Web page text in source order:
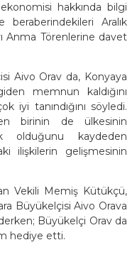
ekonomisi hakkında bilgi
Aralık
Anma Törenlerine davet
Aivo Orav da, Konyaya
memnun kaldığını
iyi tanındığını söyledi.
birinin de ülkesinin
olduğunu kaydeden
ilişkilerin gelişmesinin
Vekili Memiş Kütükçü,
Büyükelçisi Aivo Orava
Büyükelçi Orav da
hediye etti.